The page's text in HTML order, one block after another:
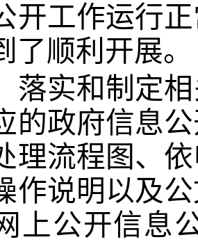
开工作运行
了顺利开展。
落实和制定
的政府信息
理流程图、
作说明以及
上公开信息